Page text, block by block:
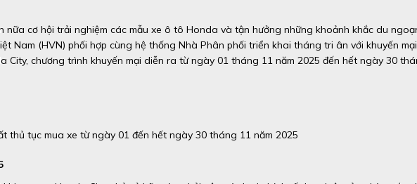
nữa cơ hội trải nghiệm các mẫu xe ô tô Honda và tận hưởng những khoảnh khắc du
Nam (HVN) phối hợp cùng hệ thống Nhà Phân phối triển khai tháng tri ân với khuyến mại
City, chương trình khuyến mại diễn ra từ ngày 01 tháng 11 năm 2025 đến hết ngày 30
thủ tục mua xe từ ngày 01 đến hết ngày 30 tháng 11 năm 2025